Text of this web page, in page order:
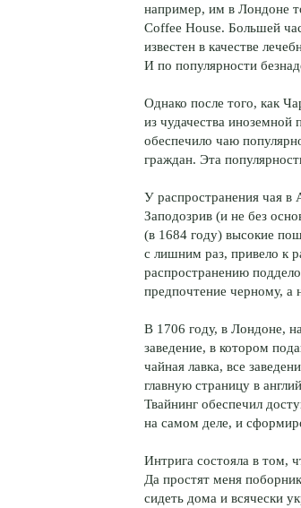
например, им в Лондоне
Coffee House. Большей
известен в качестве
И по популярности
Однако после того, как
из чудачества
обеспечило чаю
граждан. Эта
У распространения чая
Заподозрив (и не без
(в 1684 году) высокие
с лишним раз, привело к
распространению
предпочтение черному,
В 1706 году, в Лондоне,
заведение, в котором
чайная лавка, все
главную страницу в
Твайнинг обеспечил
на самом деле, и
Интрига состояла в том,
Да простят меня
сидеть дома и всячески